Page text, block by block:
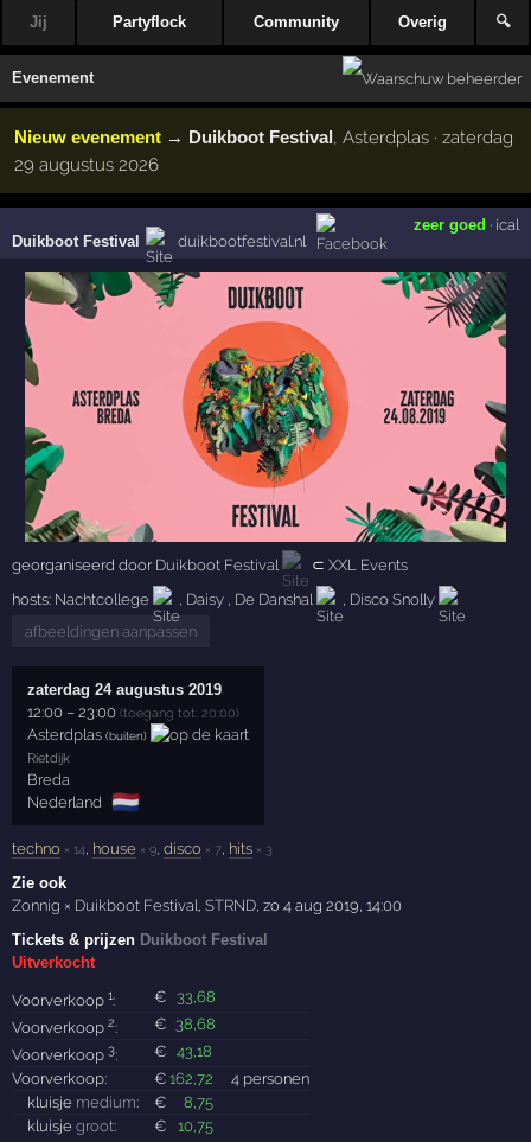
Jij Partyflock Community Overig 🔍
Evenement
Nieuw evenement → Duikboot Festival, Asterdplas · zaterdag
29 augustus 2026
Duikboot Festival duikbootfestival.nl
zeer goed · ical
georganiseerd door Duikboot Festival ⊂XXL Events
hosts: Nachtcollege , Daisy , De Danshal , Disco Snolly
afbeeldingen aanpassen
zaterdag 24 augustus 2019
12:00 –23:00(toegang tot: 20:00)
Asterdplas (buiten)
Rietdijk
Breda
Nederland
🇳🇱
techno × 14 house × 9 ,disco × 7 hits × 3
Zie ook
Zonnig × Duikboot Festival,STRND,zo 4 aug 2019, 14:00
Tickets & prijzen Duikboot Festival
Uitverkocht
Voorverkoop1: € 33,68
Voorverkoop2: € 38,68
Voorverkoop3: € 43,18
Voorverkoop:
€162,72
4 personen
kluisje medium: € 8,75
kluisjegroot: € 10,75